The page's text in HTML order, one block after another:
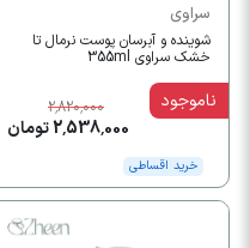
سراوی
شوینده و آبرسان پوست نرمال تا
خشک سراوی 355ml
2,820,000
2,538,000 تومان
خرید اقساطی
ناموجود